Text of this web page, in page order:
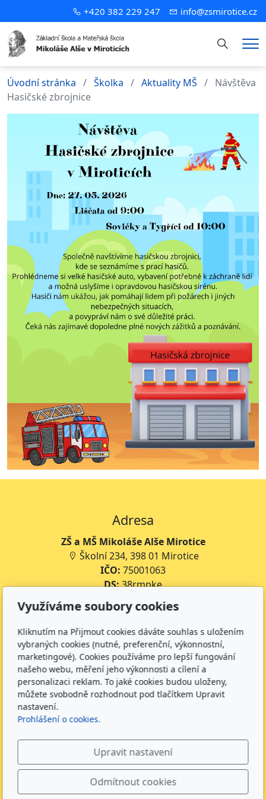
+420 382 229 247 info@zsmirotice.cz
Hledání
Úvodní stránka Školka Aktuality MŠ
Návštěva
Hasičské zbrojnice
Adresa
ZŠ a MŠ Mikoláše Alše Mirotice
Školní 234, 398 01 Mirotice
IČO: 75001063
DS:38rmpke
Číslo účtu školy:
35-643227399/0800
Číslo účtu jídelny:643227399/0800
Kontakt
+420 734 316 620 - Ředitel školy
+420 733 539 322 - Zástupce ředitele pro předškolní
vzdělávání
+420 733 539 324 - Školní jídelna
Sledujte nás
Využíváme soubory cookies
Kliknutím na Přijmout cookies dáváte souhlas s uložením
vybraných cookies (nutné, preferenční, výkonnostní,
marketingové). Cookies používáme pro lepší fungování
našeho webu, měření jeho výkonnosti a cílení a
personalizaci reklam. To jaké cookies budou uloženy,
můžete svobodně rozhodnout pod tlačítkem Upravit
nastavení.
Prohlášení o cookies.
Upravit nastavení
Odmítnout cookies